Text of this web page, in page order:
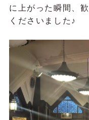
に上がった瞬間、
くださいました♪